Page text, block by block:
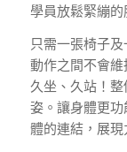
學員放鬆緊繃的
只需一張椅子
動作之間不會
久坐、久站！
姿。讓身體更
體的連結，展